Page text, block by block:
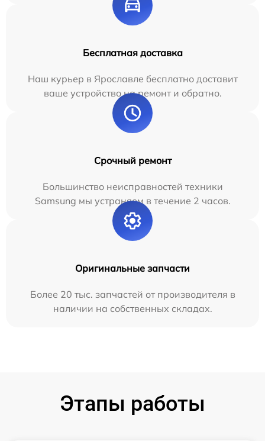
Бесплатная доставка
Наш курьер в Ярославле бесплатно доставит
ваше устройство на ремонт и обратно.
Срочный ремонт
Большинство неисправностей техники
Samsung мы устраняем в течение 2 часов.
Оригинальные запчасти
Более 20 тыс. запчастей от производителя в
наличии на собственных складах.
Этапы работы